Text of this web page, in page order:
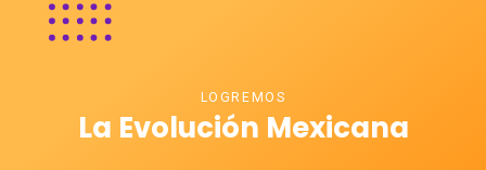
LOGREMOS
La Evolución Mexicana